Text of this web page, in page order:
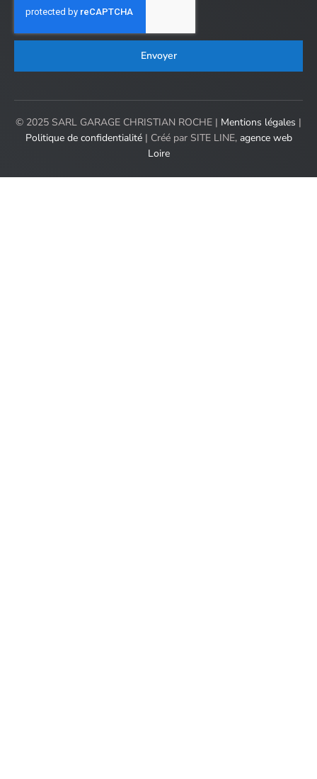
Envoyer
© 2025 SARL GARAGE CHRISTIAN ROCHE | Mentions légales |
Politique de confidentialité| Créé par SITE LINE, agence web
Loire